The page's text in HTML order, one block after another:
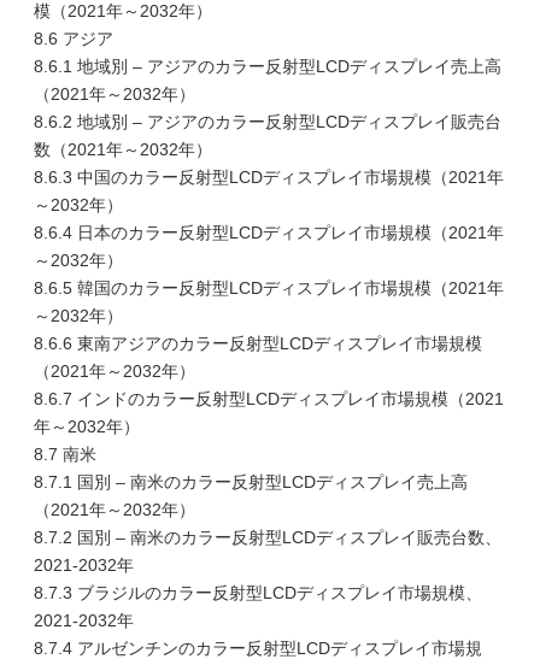
模（2021年～2032年）
8.6 アジア
8.6.1 地域別 – アジアのカラー反射型LCDディスプレイ売上高
（2021年～2032年）
8.6.2 地域別 – アジアのカラー反射型LCDディスプレイ販売台
数（2021年～2032年）
8.6.3 中国のカラー反射型LCDディスプレイ市場規模（2021年
～2032年）
8.6.4 日本のカラー反射型LCDディスプレイ市場規模（2021年
～2032年）
8.6.5 韓国のカラー反射型LCDディスプレイ市場規模（2021年
～2032年）
8.6.6 東南アジアのカラー反射型LCDディスプレイ市場規模
（2021年～2032年）
8.6.7 インドのカラー反射型LCDディスプレイ市場規模（2021
年～2032年）
8.7 南米
8.7.1 国別 – 南米のカラー反射型LCDディスプレイ売上高
（2021年～2032年）
8.7.2 国別 – 南米のカラー反射型LCDディスプレイ販売台数、
2021-2032年
8.7.3 ブラジルのカラー反射型LCDディスプレイ市場規模、
2021-2032年
8.7.4 アルゼンチンのカラー反射型LCDディスプレイ市場規